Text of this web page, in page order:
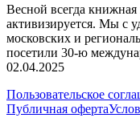
Весной всегда
активизируется. Мы с
московских и
посетили 30-ю
02.04.2025
Пользовательское
Публичная оферта